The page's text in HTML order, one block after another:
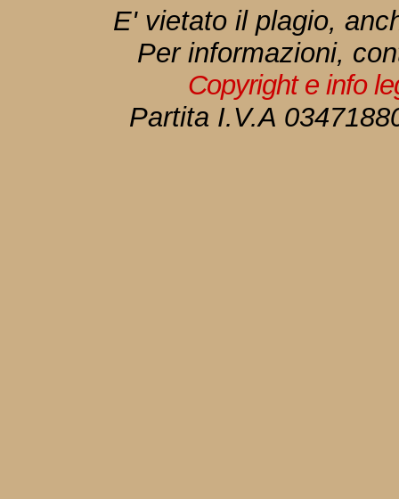
E' vietato il plagio,
Per informazioni,
Copyright e info
Partita I.V.A